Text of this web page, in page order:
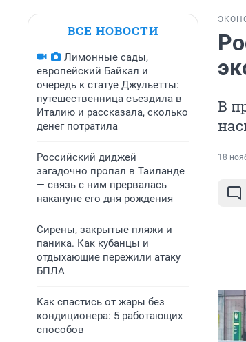
ВСЕ НОВОСТИ
Лимонные сады,
европейский Байкал и
очередь к статуе Джульетты:
путешественница съездила в
Италию и рассказала, сколько
денег потратила
Российский диджей
загадочно пропал в Таиланде
— связь с ним прервалась
накануне его дня рождения
Сирены, закрытые пляжи и
паника. Как кубанцы и
отдыхающие пережили атаку
БПЛА
Как спастись от жары без
кондиционера: 5 работающих
способов
В
18